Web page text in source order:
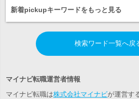
新着pickupキーワードをもっと見る
検索ワード一覧へ戻
マイナビ転職運営者情報
マイナビ転職は株式会社マイナビが運営す